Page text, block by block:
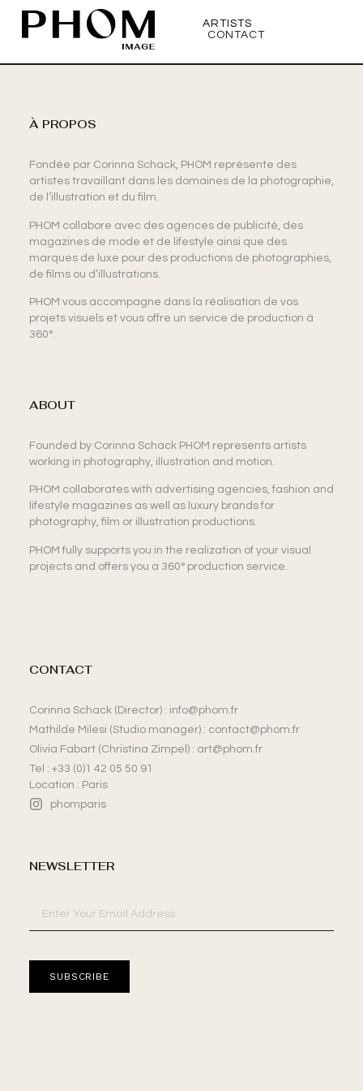
ARTISTS
CONTACT
À PROPOS
Fondée par Corinna Schack, PHOM représente des
artistes travaillant dans les domaines de la photographie,
de l’illustration et du film.
PHOM collabore avec des agences de publicité, des
magazines de mode et de lifestyle ainsi que des
marques de luxe pour des productions de photographies,
de films ou d’illustrations.
PHOM vous accompagne dans la réalisation de vos
projets visuels et vous offre un service de production à
360°.
ABOUT
Founded by Corinna Schack PHOM represents artists
working in photography, illustration and motion.
PHOM collaborates with advertising agencies, fashion and
lifestyle magazines as well as luxury brands for
photography, film or illustration productions.
PHOM fully supports you in the realization of your visual
projects and offers you a 360° production service.
CONTACT
Corinna Schack (Director) : info@phom.fr
Mathilde Milesi (Studio manager) : contact@phom.fr
Olivia Fabart (Christina Zimpel) : art@phom.fr
Tel : +33 (0)1 42 05 50 91
Location : Paris
phomparis
NEWSLETTER
SUBSCRIBE